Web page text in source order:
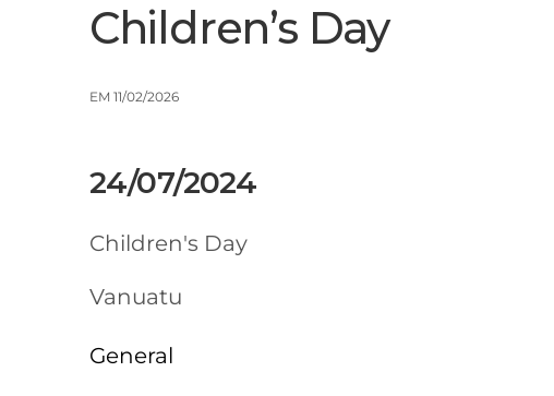
Children’s Day
EM 11/02/2026
24/07/2024
Children's Day
Vanuatu
General